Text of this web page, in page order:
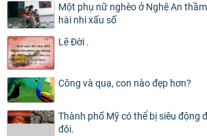
Một phụ nữ nghèo ở Nghệ An
hài nhi xấu số
Lẽ Đời .
Công và quạ, con nào đẹp hơn?
Thành phố Mỹ có thể bị siêu động
đôi.